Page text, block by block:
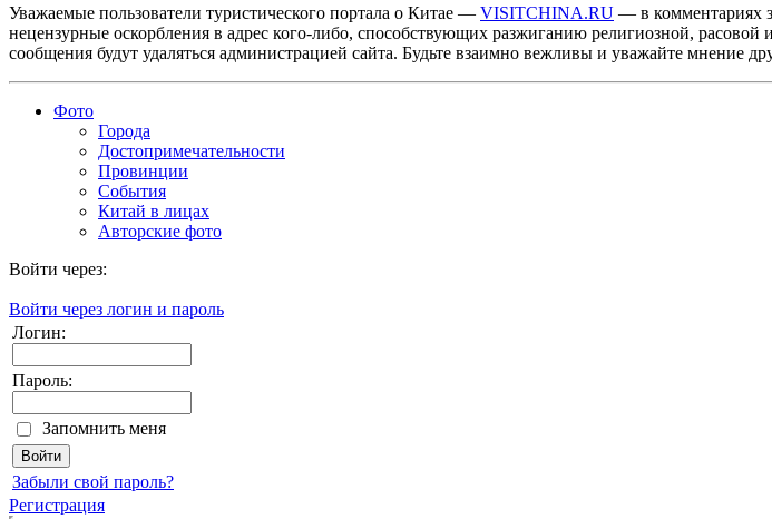
Уважаемые пользователи туристического портала о Китае — VISITCHINA.RU — в комментариях
нецензурные оскорбления в адрес кого-либо, способствующих разжиганию религиозной,
сообщения будут удаляться администрацией сайта. Будьте взаимно вежливы и уважайте мнение
Фото
Города
Достопримечательности
Провинции
События
Китай в лицах
Авторские фото
Войти через:
Войти через логин и пароль
Логин:
Пароль:
Запомнить меня
Забыли свой пароль?
Регистрация